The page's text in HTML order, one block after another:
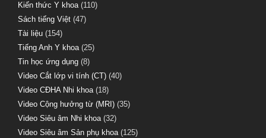
Kiến thức Y khoa(110)
Sách tiếng Việt (47)
Tài liệu (154)
Tiếng Anh Y khoa(25)
Tin học ứng dụng (8)
Video Cắt lớp vi tính (CT) (40)
Video CĐHA Nhi khoa(18)
Video Cộng hưởng từ (MRI) (35)
Video Siêu âm Nhi khoa(32)
Video Siêu âm Sản phụ khoa(125)